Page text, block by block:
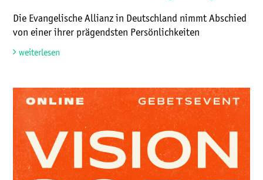
Die Evangelische Allianz in Deutschland nimmt Abschied
von einer ihrer prägendsten Persönlichkeiten
weiterlesen